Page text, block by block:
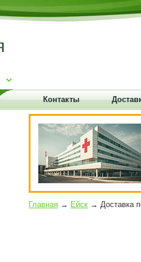
Контакты
Главная → Ейск → Доставка